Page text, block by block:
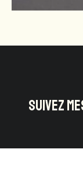
SUIVEZ